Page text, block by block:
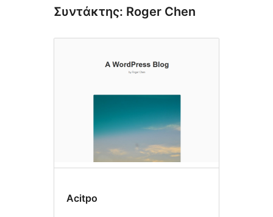
Συντάκτης: Roger Chen
Acitpo